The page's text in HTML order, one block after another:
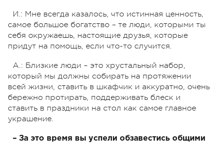
И.: Мне всегда казалось, что истинная ценность,
самое большое богатство – те люди, которыми ты
себя окружаешь, настоящие друзья, которые
придут на помощь, если что-то случится.
А.: Близкие люди – это хрустальный набор,
который мы должны собирать на протяжении
всей жизни, ставить в шкафчик и аккуратно, очень
бережно протирать, поддерживать блеск и
ставить в праздники на стол как самое главное
украшение.
– За это время вы успели обзавестись общими